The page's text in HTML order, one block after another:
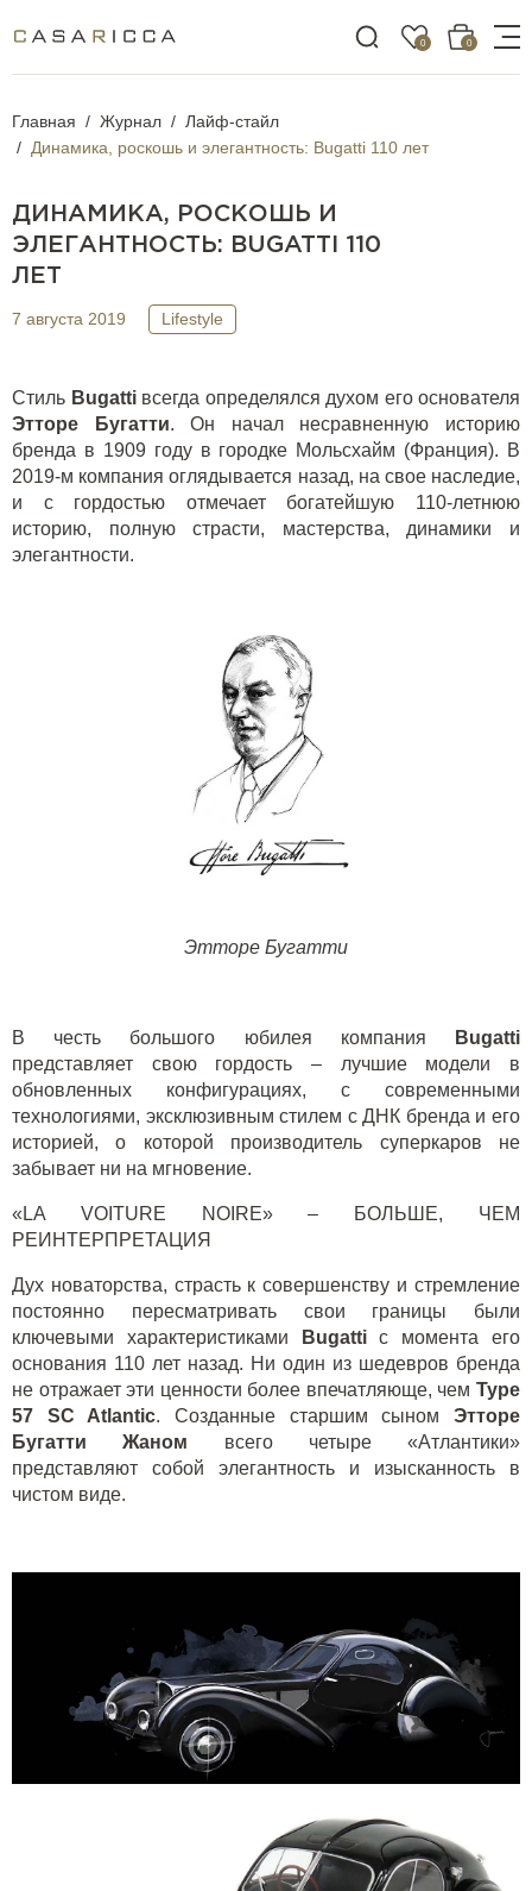
0 0
Главная Журнал
Лайф-стайл
Динамика, роскошь и элегантность: Bugatti 110 лет
ДИНАМИКА, РОСКОШЬ И
ЭЛЕГАНТНОСТЬ: BUGATTI 110
ЛЕТ
7 августа 2019 Lifestyle
Стиль Bugatti всегда определялся духом его основателя
Этторе Бугатти. Он начал несравненную историю
бренда в 1909 году в городке Мольсхайм (Франция). В
2019-м компания оглядывается назад, на свое наследие,
и с гордостью отмечает богатейшую 110-летнюю
историю, полную страсти, мастерства, динамики и
элегантности.
Этторе Бугатти
В честь большого юбилея компания
Bugatti
представляет свою гордость – лучшие модели в
обновленных конфигурациях, с современными
технологиями, эксклюзивным стилем с ДНК бренда и его
историей, о которой производитель суперкаров не
забывает ни на мгновение.
« LA VOITURE NOIRE» – БОЛЬШЕ, ЧЕМ
РЕИНТЕРПРЕТАЦИЯ
Дух новаторства, страсть к совершенству и стремление
постоянно пересматривать свои границы были
ключевыми характеристиками
Bugattiс момента его
основания 110 лет назад. Ни один из шедевров бренда
не отражает эти ценности более впечатляюще, чем Type
57 SC Atlantic. Созданные старшим сыномЭтторе
Бугатти Жаном всего четыре «Атлантики»
представляют собой элегантность и изысканность в
чистом виде.